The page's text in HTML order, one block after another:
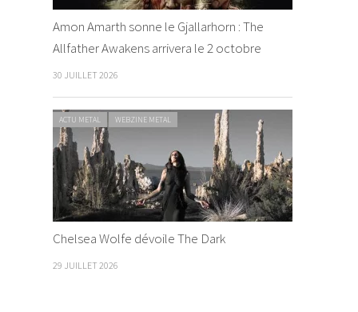
Amon Amarth sonne le Gjallarhorn : The
Allfather Awakens arrivera le 2 octobre
30 JUILLET 2026
ACTU METAL WEBZINE METAL
Chelsea Wolfe dévoile The Dark
29 JUILLET 2026